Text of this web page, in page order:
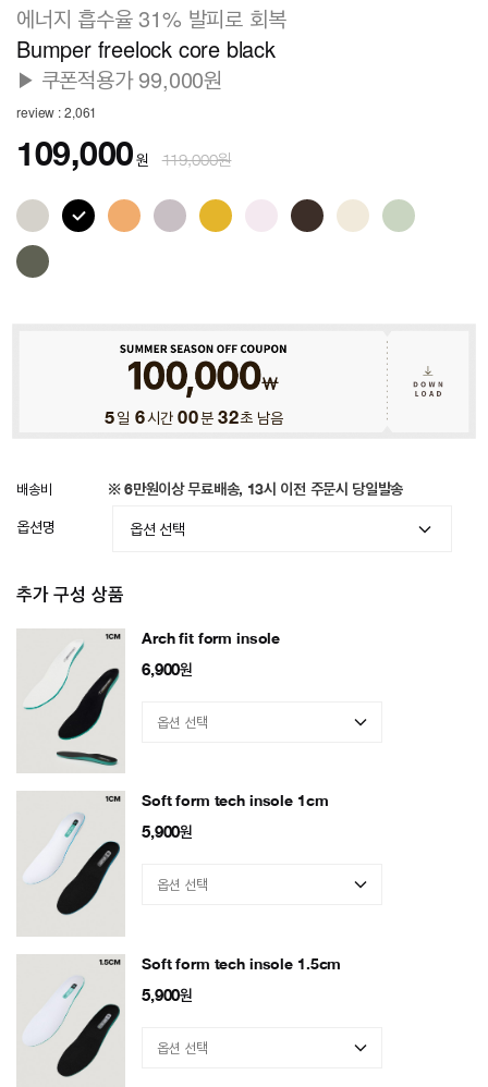
에너지 흡수율 31% 발피로 회복
Bumper freelock core black
▶ 쿠폰적용가 99,000원
review : 2,061
109,000원 119,000원
5일 6시간 00분 29초 남음
배송비 ※ 6만원이상 무료배송, 13시 이전 주문시 당일발송
옵션명
추가 구성 상품
Arch fit form insole
6,900원
Soft form tech insole 1cm
5,900원
Soft form tech insole 1.5cm
5,900원